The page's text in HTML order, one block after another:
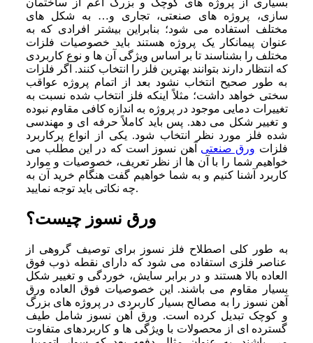
‌سازی، پروژه‌ های صنعتی، تجاری و… به شکل ‌های
مختلف استفاده می‌ شود؛ بنابراین بیشتر افرادی که به
‌عنوان پیمانکار یک پروژه هستند باید خصوصیات فلزات
مختلف را بشناسند تا بر اساس ویژگی آن‌ ها و نوع کاربردی
که انتظار دارند بتوانند بهترین فلز را انتخاب کنند. اگر فلزات
به‌ طور صحیح انتخاب نشود بعد از اتمام پروژه عواقب
سختی خواهد داشت؛ مثلاً اینکه فلز انتخاب‌ شده نسبت به
تغییرات دمایی موجود در پروژه به ‌اندازه کافی مقاوم نبوده
و تغییر شکل می ‌دهد. پس باید کاملاً حرفه ‌ای و مهندسی
شده فلز مورد نظر انتخاب شود. یکی از انواع پرکاربرد
فلزات ورق صنعتی آهن نسوز است که در این مطلب می‌
خواهیم شما را با آن‌ ها از نظر تعریف، خصوصیات و موارد
کاربرد آشنا کنیم و به شما خواهیم گفت هنگام خرید آن به
چه نکاتی باید توجه نمایید.
ورق نسوز چیست؟
به‌ طور کلی اصطلاح فلز نسوز برای توصیف گروهی از
عناصر فلزی استفاده می ‌شود که دارای نقطه ذوب فوق
‌العاده بالا هستند و در برابر سایش، خوردگی و تغییر شکل
بسیار مقاوم می ‌باشند. این خصوصیات فوق‌ العاده ورق
آهن نسوز را به مصالح بسیار کاربردی در پروژه‌ های بزرگ
و کوچک تبدیل کرده است. ورق آهن نسوز شامل طیف
گسترده ‌ای از محصولات با ویژگی ‌ها و کاربردهای متفاوت